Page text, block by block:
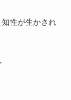
性が生かされ